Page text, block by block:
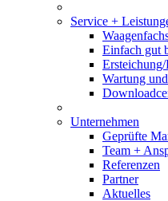
Service +
Einfach gut
Wartung
Unternehmen
Geprüfte
Team +
Referenzen
Partner
Aktuelles